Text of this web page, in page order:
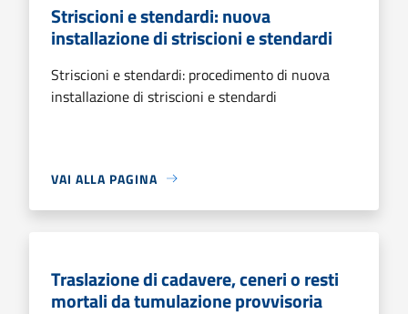
Striscioni e stendardi: nuova
installazione di striscioni e stendardi
Striscioni e stendardi: procedimento di nuova
installazione di striscioni e stendardi
VAI ALLA PAGINA
Traslazione di cadavere, ceneri o resti
mortali da tumulazione provvisoria